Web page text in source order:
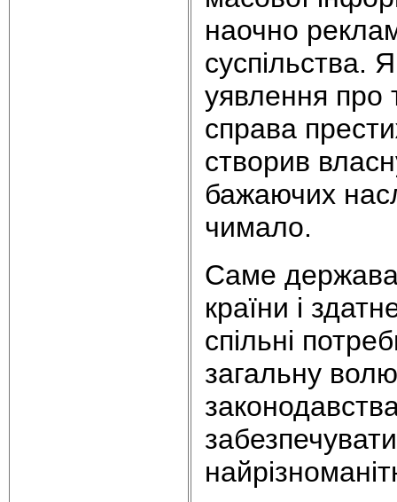
наочно
суспільства.
уявлення про
справа
створив
бажаючих
чимало.
Саме
країни і
спільні
загальну